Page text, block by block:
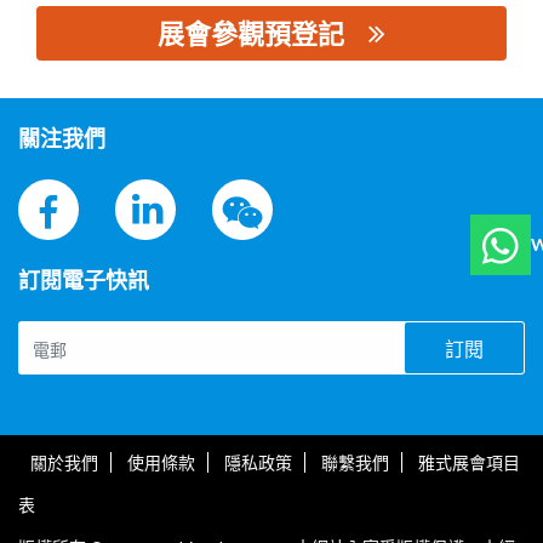
展會參觀預登記
關注我們
訂閱電子快訊
訂閱
關於我們 使用條款 隱私政策 聯繫我們 雅式展會項目
表